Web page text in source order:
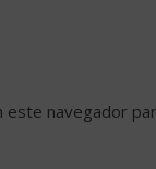
navegador